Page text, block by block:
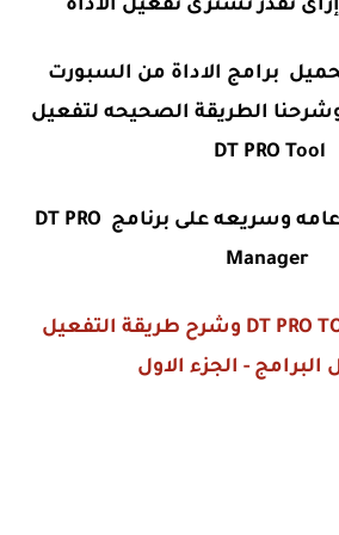
برامج الاداة من السبورت
الطريقة الصحيحه لتفعيل
DT PRO Tool
وأخيرا اخدنا نظرة عامه وسريعه على برنامج DT PRO
Manager
مراجعه اداة DT PRO TOOL وشرح طريقة التفعيل
البرامج - الجزء الاول